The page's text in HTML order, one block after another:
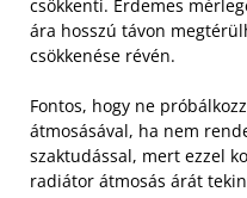
csökkenti. Érdemes
ára hosszú távon
csökkenése révén.
Fontos, hogy ne
átmosásával, ha nem
szaktudással, mert ezzel
radiátor átmosás árát